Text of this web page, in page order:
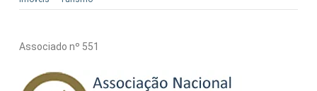
Associado nº 551